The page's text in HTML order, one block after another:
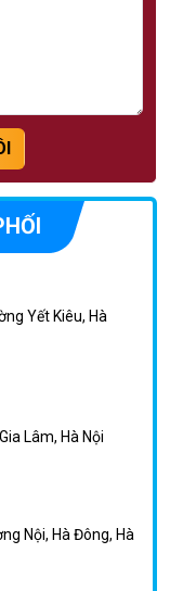
Yết Kiêu, Hà
Lâm, Hà Nội
Nội, Hà Đông, Hà